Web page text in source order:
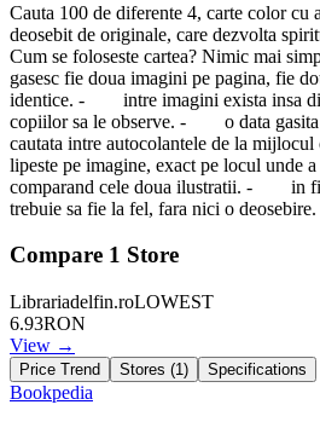
Cauta 100 de diferente 4, carte color cu
deosebit de originale, care dezvolta
Cum se foloseste cartea? Nimic mai
gasesc fie doua imagini pe pagina, fie
identice. - intre imagini exista insa
copiilor sa le observe. - o data gasita
cautata intre autocolantele de la
lipeste pe imagine, exact pe locul unde
comparand cele doua ilustratii. - in
trebuie sa fie la fel, fara nici o deosebire.
Compare 1 Store
Librariadelfin.roLOWEST
6.93RON
View →
Price Trend Stores (1) Specifications
Bookpedia